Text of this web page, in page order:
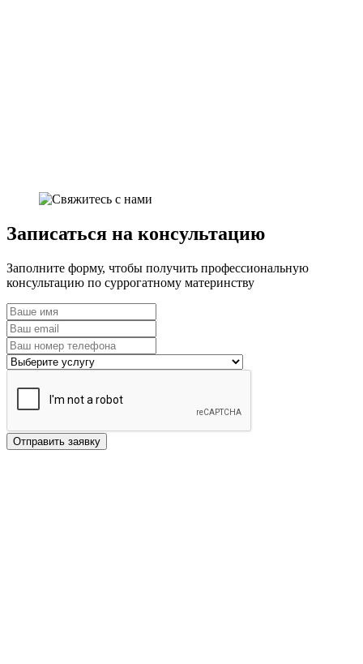
Записаться на консультацию
Заполните форму, чтобы получить профессиональную
консультацию по суррогатному материнству
Отправить заявку